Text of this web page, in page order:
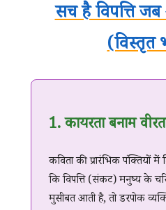
सच है विपत्ति
(विस्तृत
1. कायरता बनाम
कविता की प्रारंभिक पंक्तियों में
कि विपत्ति (संकट) मनुष्य के
मुसीबत आती है, तो डरपोक